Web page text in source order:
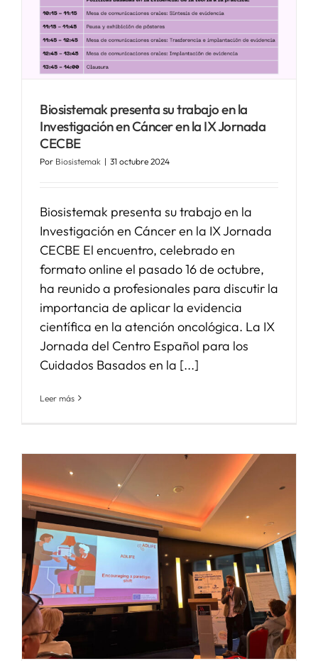
SERVICIOS
NOTICIAS
Biosistemak presenta su trabajo en la
Investigación en Cáncer en la IX Jornada
CECBE
Por Biosistemak | 31 octubre 2024
Biosistemak presenta su trabajo en la
Investigación en Cáncer en la IX Jornada
CECBE El encuentro, celebrado en
formato online el pasado 16 de octubre,
ha reunido a profesionales para discutir la
importancia de aplicar la evidencia
científica en la atención oncológica. La IX
Jornada del Centro Español para los
Cuidados Basados en la [...]
Leer más